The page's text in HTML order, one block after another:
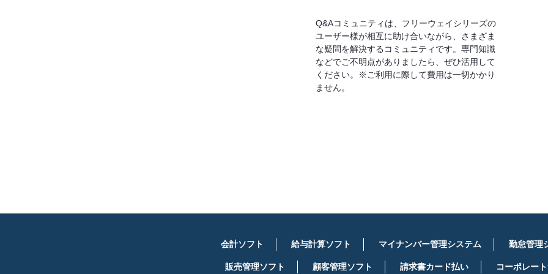
Q&Aコミュニティは、フリーウェイシリーズの
ユーザー様が相互に助け合いながら、さまざま
な疑問を解決するコミュニティです。専門知識
などでご不明点がありましたら、ぜひ活用して
ください。※ご利用に際して費用は一切かかり
ません。
会計ソフト 給与計算ソフト マイナンバー管理システム 勤怠管理
販売管理ソフト 顧客管理ソフト 請求書カード払い コーポレー